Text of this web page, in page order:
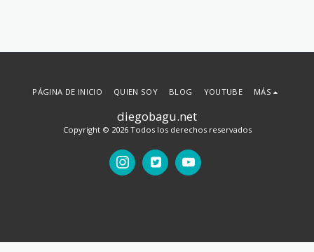
diegobagu.net
Copyright © 2026 Todos los derechos reservados
PÁGINA DE INICIO QUIEN SOY BLOG YOUTUBE MÁS